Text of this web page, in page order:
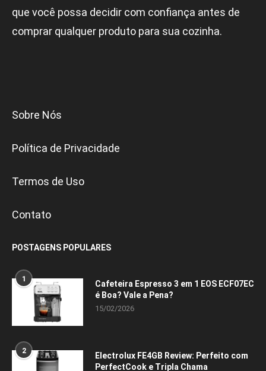
que você possa decidir com confiança antes de
comprar qualquer produto para sua cozinha.
Sobre Nós
Política de Privacidade
Termos de Uso
Contato
POSTAGENS POPULARES
1
Cafeteira Espresso 3 em 1 EOS ECF07EC
é Boa? Vale a Pena?
15/02/2026
2
Electrolux FE4GB Review: Perfeito com
PerfectCook e Tripla Chama